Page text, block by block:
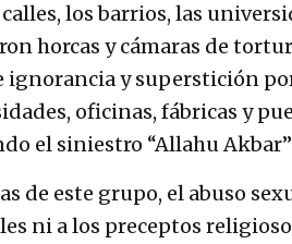
los barrios, las
horcas y cámaras de
y superstición
oficinas, fábricas y
el siniestro “Allahu
de este grupo, el abuso
ni a los preceptos